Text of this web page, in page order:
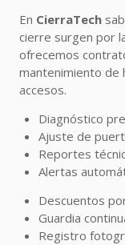
En CierraTech
cierre surgen por
ofrecemos
mantenimiento de
accesos.
Diagnóstico
Ajuste de
Reportes
Alertas
Descuentos
Guardia
Registro